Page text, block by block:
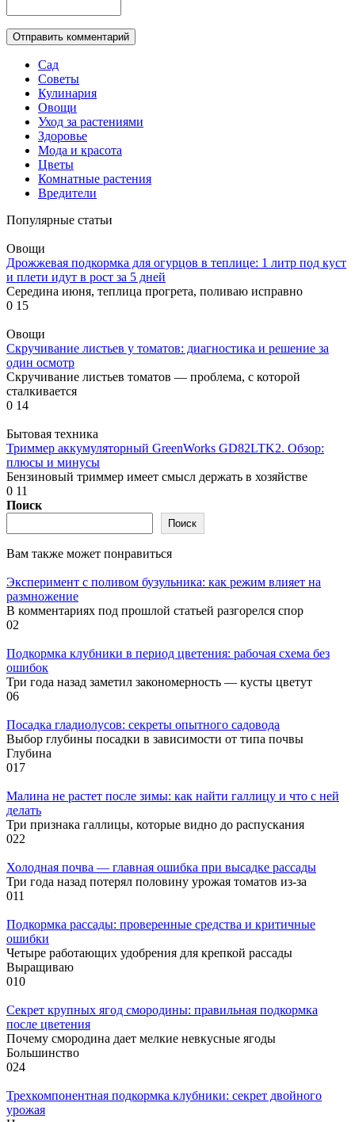
Сад
Советы
Кулинария
Овощи
Уход за растениями
Здоровье
Мода и красота
Цветы
Комнатные растения
Вредители
Популярные статьи
Овощи
Дрожжевая подкормка для огурцов в теплице: 1 литр под куст
и плети идут в рост за 5 дней
Середина июня, теплица прогрета, поливаю исправно
0 15
Овощи
Скручивание листьев у томатов: диагностика и решение за
один осмотр
Скручивание листьев томатов — проблема, с которой
сталкивается
0 14
Бытовая техника
Триммер аккумуляторный GreenWorks GD82LTK2. Обзор:
плюсы и минусы
Бензиновый триммер имеет смысл держать в хозяйстве
0 11
Поиск
Поиск
Вам также может понравиться
Эксперимент с поливом бузульника: как режим влияет на
размножение
В комментариях под прошлой статьей разгорелся спор
02
Подкормка клубники в период цветения: рабочая схема без
ошибок
Три года назад заметил закономерность — кусты цветут
06
Посадка гладиолусов: секреты опытного садовода
Выбор глубины посадки в зависимости от типа почвы
Глубина
017
Малина не растет после зимы: как найти галлицу и что с ней
делать
Три признака галлицы, которые видно до распускания
022
Холодная почва — главная ошибка при высадке рассады
Три года назад потерял половину урожая томатов из-за
011
Подкормка рассады: проверенные средства и критичные
ошибки
Четыре работающих удобрения для крепкой рассады
Выращиваю
010
Секрет крупных ягод смородины: правильная подкормка
после цветения
Почему смородина дает мелкие невкусные ягоды
Большинство
024
Трехкомпонентная подкормка клубники: секрет двойного
урожая